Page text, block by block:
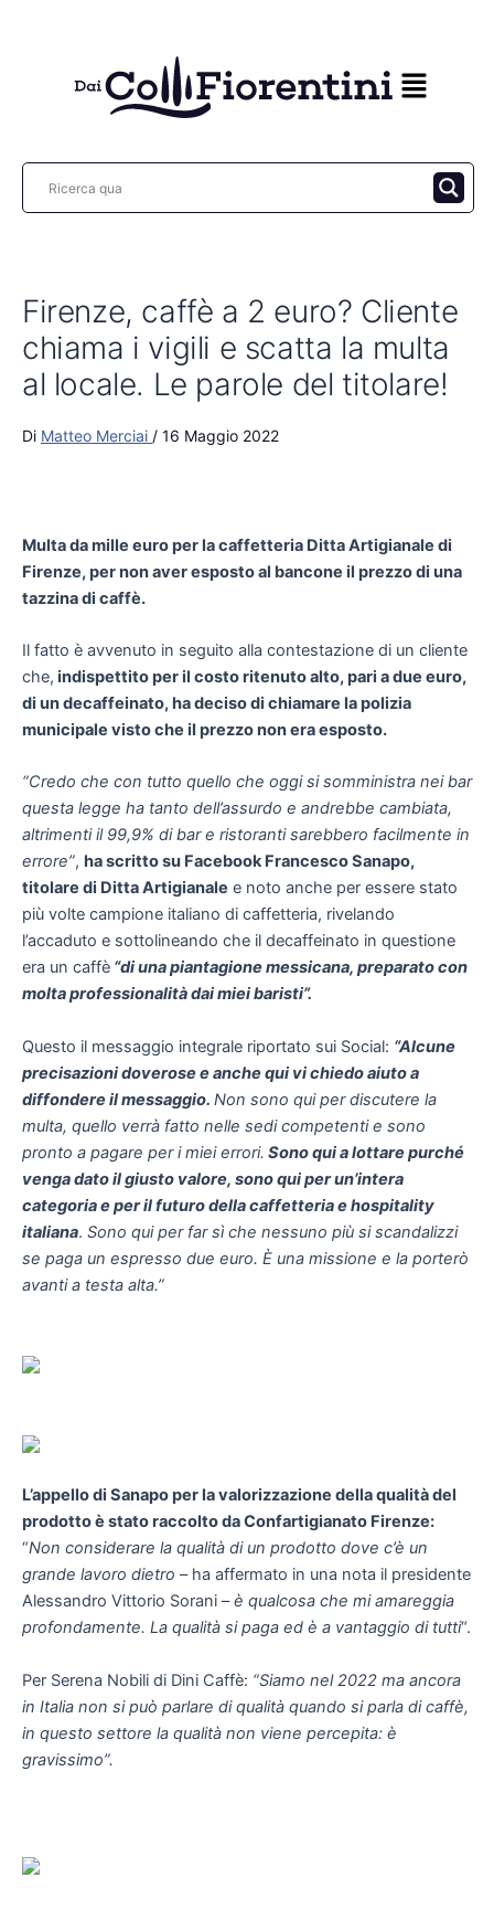
Firenze, caffè a 2 euro? Cliente
chiama i vigili e scatta la multa
al locale. Le parole del titolare!
Di Matteo Merciai / 16 Maggio 2022
Multa da mille euro per la caffetteria Ditta Artigianale di
Firenze, per non aver esposto al bancone il prezzo di una
tazzina di caffè.
Il fatto è avvenuto in seguito alla contestazione di un cliente
che, indispettito per il costo ritenuto alto, pari a due euro,
di un decaffeinato, ha deciso di chiamare la polizia
municipale visto che il prezzo non era esposto.
“Credo che con tutto quello che oggi si somministra nei bar
questa legge ha tanto dell’assurdo e andrebbe cambiata,
altrimenti il 99,9% di bar e ristoranti sarebbero facilmente in
errore”, ha scritto su Facebook Francesco Sanapo,
titolare di Ditta Artigianale e noto anche per essere stato
più volte campione italiano di caffetteria, rivelando
l’accaduto e sottolineando che il decaffeinato in questione
era un caffè “di una piantagione messicana, preparato con
molta professionalità dai miei baristi”.
Questo il messaggio integrale riportato sui Social: “Alcune
precisazioni doverose e anche qui vi chiedo aiuto a
diffondere il messaggio. Non sono qui per discutere la
multa, quello verrà fatto nelle sedi competenti e sono
pronto a pagare per i miei errori. Sono qui a lottare purché
venga dato il giusto valore, sono qui per un’intera
categoria e per il futuro della caffetteria e hospitality
italiana. Sono qui per far sì che nessuno più si scandalizzi
se paga un espresso due euro. È una missione e la porterò
avanti a testa alta.”
L’appello di Sanapo per la valorizzazione della qualità del
prodotto è stato raccolto da Confartigianato Firenze:
“Non considerare la qualità di un prodotto dove c’è un
grande lavoro dietro – ha affermato in una nota il presidente
Alessandro Vittorio Sorani –è qualcosa che mi amareggia
profondamente. La qualità si paga ed è a vantaggio di tutti“.
Per Serena Nobili di Dini Caffè: “Siamo nel 2022 ma ancora
in Italia non si può parlare di qualità quando si parla di caffè,
in questo settore la qualità non viene percepita: è
gravissimo”.